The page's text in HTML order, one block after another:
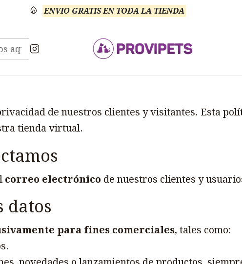
ENVIO GRATIS EN TODA LA TIENDA
Inicio Política de privacidad
Política de privacidad
de nuestros clientes y visitantes. Esta
tienda virtual.
correo electrónico de nuestros clientes y
datos
para fines comerciales, tales como: